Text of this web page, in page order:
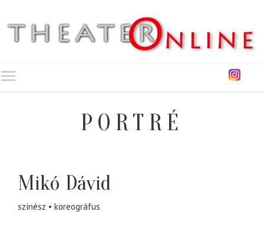
PORTRÉ
Mikó Dávid
színész koreográfus